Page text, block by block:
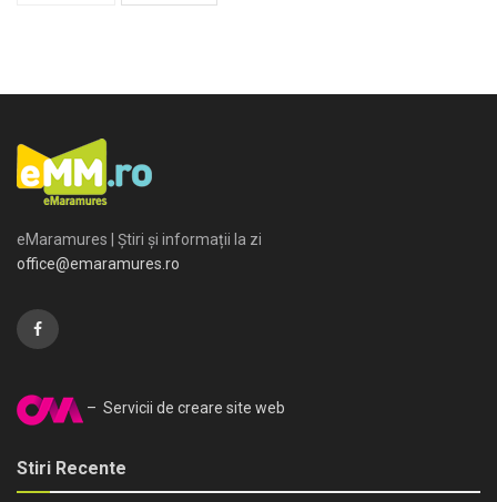
eMaramures | Știri și informații la zi
office@emaramures.ro
– Servicii de creare site web
Stiri Recente